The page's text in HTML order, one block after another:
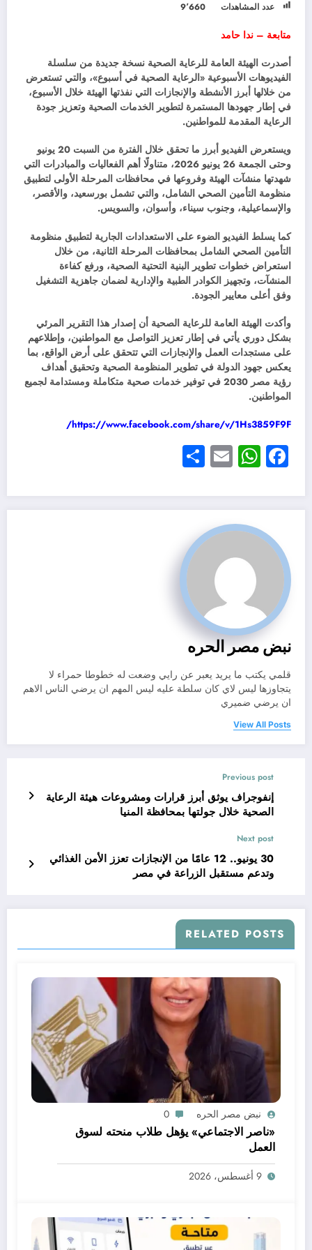
عدد المشاهدات 9٬660
متابعة – ندا حامد
أصدرت الهيئة العامة للرعاية الصحية نسخة جديدة من سلسلة
الفيديوهات الأسبوعية «الرعاية الصحية في أسبوع»، والتي تستعرض
من خلالها أبرز الأنشطة والإنجازات التي نفذتها الهيئة خلال الأسبوع،
في إطار جهودها المستمرة لتطوير الخدمات الصحية وتعزيز جودة
الرعاية المقدمة للمواطنين.
ويستعرض الفيديو أبرز ما تحقق خلال الفترة من السبت 20 يونيو
وحتى الجمعة 26 يونيو 2026، متناولًا أهم الفعاليات والمبادرات التي
شهدتها منشآت الهيئة وفروعها في محافظات المرحلة الأولى لتطبيق
منظومة التأمين الصحي الشامل، والتي تشمل بورسعيد، والأقصر،
والإسماعيلية، وجنوب سيناء، وأسوان، والسويس.
كما يسلط الفيديو الضوء على الاستعدادات الجارية لتطبيق منظومة
التأمين الصحي الشامل بمحافظات المرحلة الثانية، من خلال
استعراض خطوات تطوير البنية التحتية الصحية، ورفع كفاءة
المنشآت، وتجهيز الكوادر الطبية والإدارية لضمان جاهزية التشغيل
وفق أعلى معايير الجودة.
وأكدت الهيئة العامة للرعاية الصحية أن إصدار هذا التقرير المرئي
بشكل دوري يأتي في إطار تعزيز التواصل مع المواطنين، وإطلاعهم
على مستجدات العمل والإنجازات التي تتحقق على أرض الواقع، بما
يعكس جهود الدولة في تطوير المنظومة الصحية وتحقيق أهداف
رؤية مصر 2030 في توفير خدمات صحية متكاملة ومستدامة لجميع
المواطنين.
https://www.facebook.com/share/v/1Hs3859F9F/
Facebook
WhatsApp
Email
نبض مصر الحره
قلمي يكتب ما يريد يعبر عن رايي وضعت له خطوطا حمراء لا
يتجاوزها ليس لاي كان سلطة عليه ليس المهم ان يرضي الناس الاهم
ان يرضي ضميري
View All Posts
Previous post
إنفوجراف يوثق أبرز قرارات ومشروعات هيئة الرعاية
الصحية خلال جولتها بمحافظة المنيا
Next post
30 يونيو.. 12 عامًا من الإنجازات تعزز الأمن الغذائي
وتدعم مستقبل الزراعة في مصر
RELATED POSTS
نبض مصر الحره 0
«ناصر الاجتماعي» يؤهل طلاب منحته لسوق
العمل
9 أغسطس، 2026